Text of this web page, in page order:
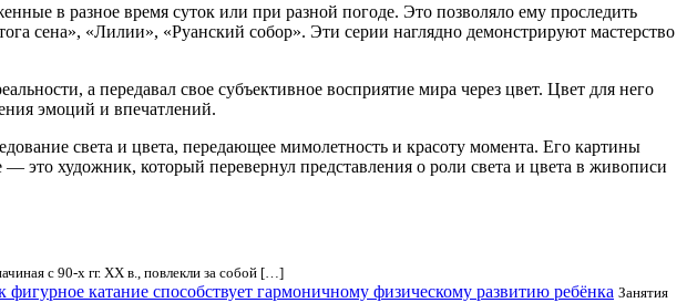
в разное время суток или при разной погоде. Это позволяло ему проследить
сена», «Лилии», «Руанский собор». Эти серии наглядно демонстрируют мастерство
а передавал свое субъективное восприятие мира через цвет. Цвет для него
эмоций и впечатлений.
света и цвета, передающее мимолетность и красоту момента. Его картины
художник, который перевернул представления о роли света и цвета в живописи
с 90-х гг. XX в., повлекли за собой […]
фигурное катание способствует гармоничному физическому развитию ребёнка Занятия